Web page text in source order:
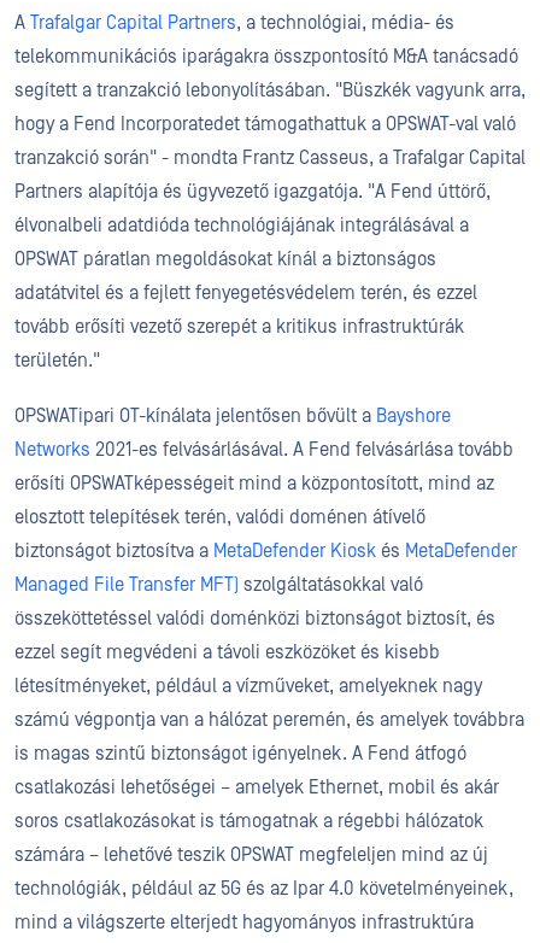
A Trafalgar Capital Partners, a technológiai, média- és
telekommunikációs iparágakra összpontosító M&A tanácsadó
segített a tranzakció lebonyolításában. "Büszkék vagyunk arra,
hogy a Fend Incorporatedet támogathattuk a OPSWAT-val való
tranzakció során" - mondta Frantz Casseus, a Trafalgar Capital
Partners alapítója és ügyvezető igazgatója. "A Fend úttörő,
élvonalbeli adatdióda technológiájának integrálásával a
OPSWAT páratlan megoldásokat kínál a biztonságos
adatátvitel és a fejlett fenyegetésvédelem terén, és ezzel
tovább erősíti vezető szerepét a kritikus infrastruktúrák
területén."
OPSWATipari OT-kínálata jelentősen bővült a Bayshore
Networks 2021-es felvásárlásával. A Fend felvásárlása tovább
erősíti OPSWATképességeit mind a központosított, mind az
elosztott telepítések terén, valódi doménen átívelő
biztonságot biztosítva a MetaDefender Kiosk és MetaDefender
Managed File Transfer MFT) szolgáltatásokkal való
összeköttetéssel valódi doménközi biztonságot biztosít, és
ezzel segít megvédeni a távoli eszközöket és kisebb
létesítményeket, például a vízműveket, amelyeknek nagy
számú végpontja van a hálózat peremén, és amelyek továbbra
is magas szintű biztonságot igényelnek. A Fend átfogó
csatlakozási lehetőségei – amelyek Ethernet, mobil és akár
soros csatlakozásokat is támogatnak a régebbi hálózatok
számára – lehetővé teszik OPSWAT megfeleljen mind az új
technológiák, például az 5G és az Ipar 4.0 követelményeinek,
mind a világszerte elterjedt hagyományos infrastruktúra